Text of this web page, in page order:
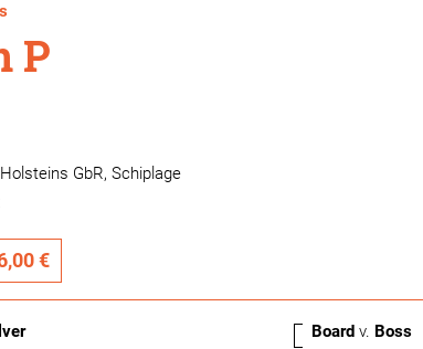
P
GbR, Schiplage
€
Board v. Boss